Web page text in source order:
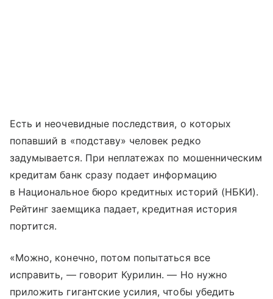
Есть и неочевидные последствия, о которых
попавший в «подставу» человек редко
задумывается. При неплатежах по мошенническим
кредитам банк сразу подает информацию
в Национальное бюро кредитных историй (НБКИ).
Рейтинг заемщика падает, кредитная история
портится.
«Можно, конечно, потом попытаться все
исправить, — говорит Курилин. — Но нужно
приложить гигантские усилия, чтобы убедить